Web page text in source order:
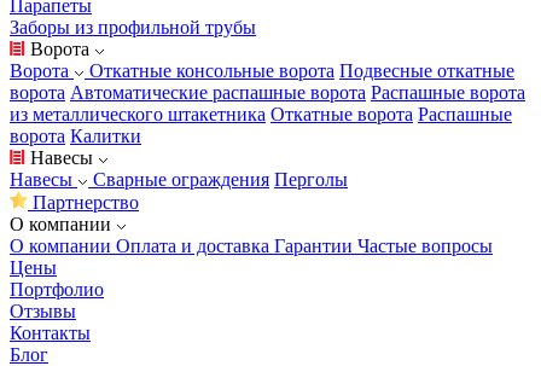
Парапеты
Заборы из профильной трубы
Ворота
Ворота
Откатные консольные ворота Подвесные откатные
ворота Автоматические распашные ворота Распашные ворота
из металлического штакетника Откатные ворота Распашные
ворота Калитки
Навесы
Навесы
Сварные ограждения Перголы
Партнерство
О компании
О компании Оплата и доставка Гарантии Частые вопросы
Цены
Портфолио
Отзывы
Контакты
Блог